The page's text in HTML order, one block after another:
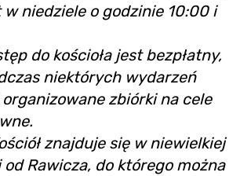
niedziele o godzinie 10:00 i
do kościoła jest bezpłatny,
niektórych wydarzeń
zbiórki na cele
znajduje się w niewielkiej
od Rawicza, do którego można